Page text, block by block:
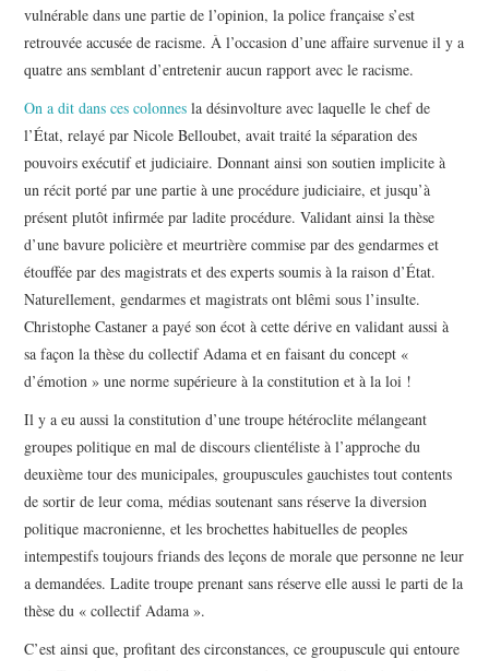
vulnérable dans une partie de l’opinion, la police française s’est
retrouvée accusée de racisme. À l’occasion d’une affaire survenue il y a
quatre ans semblant d’entretenir aucun rapport avec le racisme.
On a dit dans ces colonnes la désinvolture avec laquelle le chef de
l’État, relayé par Nicole Belloubet, avait traité la séparation des
pouvoirs exécutif et judiciaire. Donnant ainsi son soutien implicite à
un récit porté par une partie à une procédure judiciaire, et jusqu’à
présent plutôt infirmée par ladite procédure. Validant ainsi la thèse
d’une bavure policière et meurtrière commise par des gendarmes et
étouffée par des magistrats et des experts soumis à la raison d’État.
Naturellement, gendarmes et magistrats ont blêmi sous l’insulte.
Christophe Castaner a payé son écot à cette dérive en validant aussi à
sa façon la thèse du collectif Adama et en faisant du concept «
d’émotion » une norme supérieure à la constitution et à la loi !
Il y a eu aussi la constitution d’une troupe hétéroclite mélangeant
groupes politique en mal de discours clientéliste à l’approche du
deuxième tour des municipales, groupuscules gauchistes tout contents
de sortir de leur coma, médias soutenant sans réserve la diversion
politique macronienne, et les brochettes habituelles de peoples
intempestifs toujours friands des leçons de morale que personne ne leur
a demandées. Ladite troupe prenant sans réserve elle aussi le parti de la
thèse du « collectif Adama ».
C’est ainsi que, profitant des circonstances, ce groupuscule qui entoure